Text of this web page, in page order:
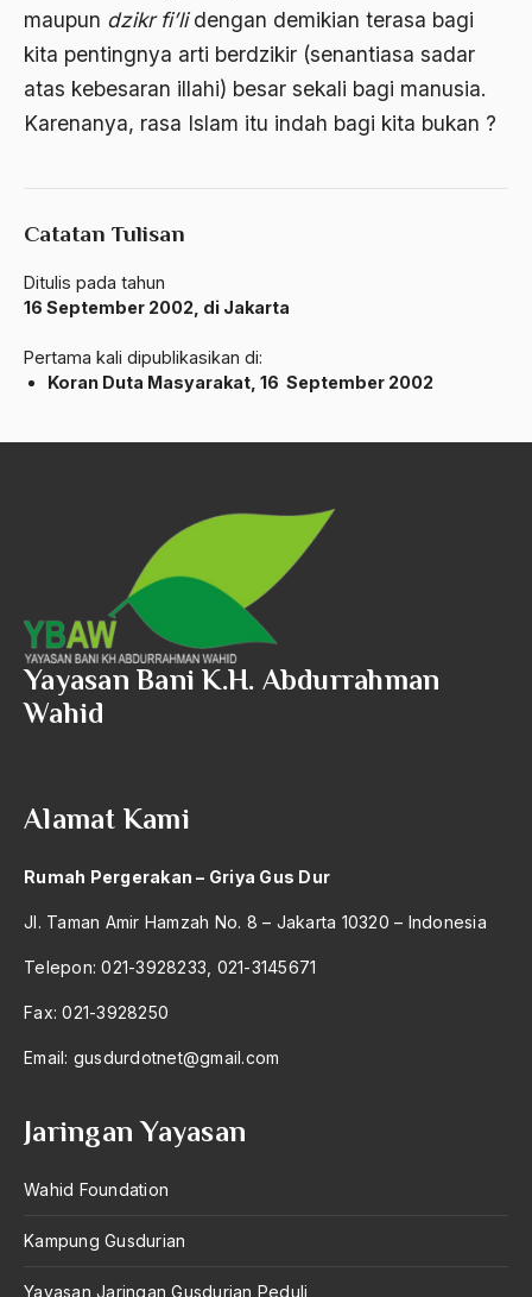
maupun dzikr fi’lidengan demikian terasa bagi
kita pentingnya arti berdzikir (senantiasa sadar
atas kebesaran illahi) besar sekali bagi manusia.
Karenanya, rasa Islam itu indah bagi kita bukan ?
Catatan Tulisan
Ditulis pada tahun
16 September 2002, di Jakarta
Pertama kali dipublikasikan di:
Koran Duta Masyarakat, 16 September 2002
Al-Ikhwanu Al-Muslimun
Al-Ikhwanul Muslimin
Al-Maududi
Al-qua'an dan Hadist
al-quran
Alexander Solzhenitsyin
Ali Khomeini
Aliran AHmadiyah
Aliran Kepercayaan
Alistair Cook
Alternatif Moral
Alternatif Nilai
Alternatif Politis
Alumni Sayid Al-Maliki
Alvin W. Gouldner
Amangkurat
ambisi politik
Ambivalen
Yayasan Bani K.H. Abdurrahman
Wahid
Alamat Kami
Rumah Pergerakan – Griya Gus Dur
Jl. Taman Amir Hamzah No. 8 – Jakarta 10320 – Indonesia
Telepon: 021-3928233, 021-3145671
Fax: 021-3928250
Email: gusdurdotnet@gmail.com
Jaringan Yayasan
Wahid Foundation
Kampung Gusdurian
Yayasan Jaringan Gusdurian Peduli